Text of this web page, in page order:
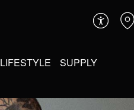
LIFESTYLE SUPPLY